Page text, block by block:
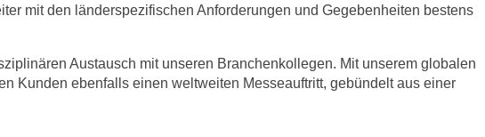
mit den länderspezifischen Anforderungen und Gegebenheiten bestens
Austausch mit unseren Branchenkollegen. Mit unserem globalen
Kunden ebenfalls einen weltweiten Messeauftritt, gebündelt aus einer